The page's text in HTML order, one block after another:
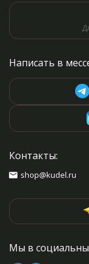
Написать в
Контакты:
shop@kudel.ru
Мы в